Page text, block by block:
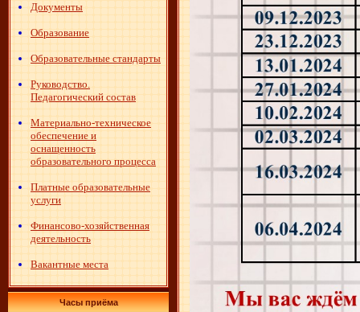
Документы
Образование
Образовательные стандарты
Руководство.
Педагогический состав
Материально-техническое
обеспечение и
оснащенность
образовательного процесса
Платные образовательные
услуги
Финансово-хозяйственная
деятельность
Вакантные места
Часы приёма